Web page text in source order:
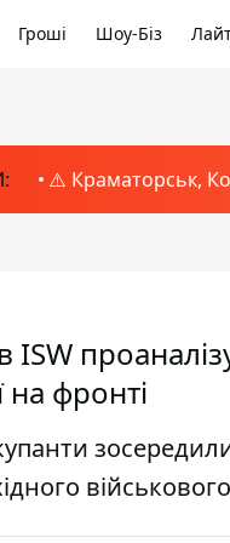
Гроші Шоу-Біз
⚠️ Краматорськ,
ISW
на фронті